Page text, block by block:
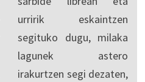
urririk eskaintzen
segituko dugu, milaka
lagunek astero
irakurtzen segi dezaten,